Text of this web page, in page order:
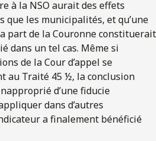
à la NSO aurait des effets
que les municipalités, et qu’une
part de la Couronne constituerait
dans un tel cas. Même si
de la Cour d’appel se
au Traité 45 ½, la conclusion
d’une fiducie
dans d’autres
a finalement bénéficié